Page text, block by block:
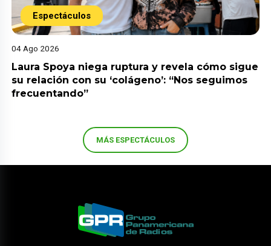
Espectáculos
04 Ago 2026
Laura Spoya niega ruptura y revela cómo sigue
su relación con su ‘colágeno’: “Nos seguimos
frecuentando”
MÁS ESPECTÁCULOS